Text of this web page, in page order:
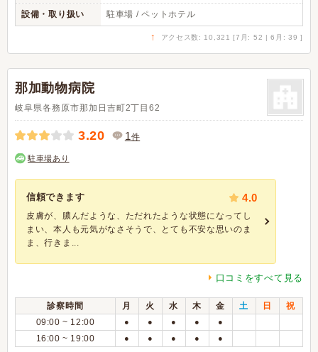
設備・取り扱い 駐車場 / ペットホテル
↑ アクセス数: 10,321 [7月: 52 | 6月: 39 ]
那加動物病院
岐阜県各務原市那加日吉町2丁目62
3.20 1件
駐車場あり
信頼できます 4.0
皮膚が、膿んだような、ただれたような状態になってし
まい、本人も元気がなさそうで、とても不安な思いのま
ま、行きま...
口コミをすべて見る
診察時間 月 火 水 木 金 土 日
祝
09:00 ~ 12:00
● ● ● ● ●
16:00 ~ 19:00 ● ● ● ● ●